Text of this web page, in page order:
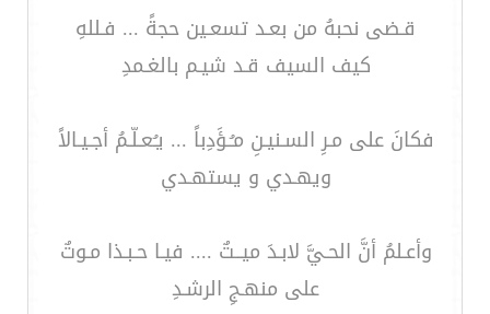
قـضى نحبهُ من بعـد تسعـين حجةً ... فـللهِ
كيف السيف قـد شيـم بالغـمدِ
فكانَ على مـرِ السـنيـنِ مـُـؤَدِباً ... يـُعـلّـمُ أجـيـالاً
ويهـدي و يستهـدي
وأعـلمُ أنَّ الحـيَّ لابـدَ ميــتٌ .... فيـا حـبـذا مـوتٌ
على منهـجِ الرشـدِ